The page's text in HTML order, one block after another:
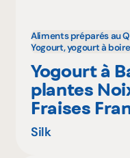
Aliments préparés au
Yogourt, yogourt à
Yogourt à
plantes
Fraises
Silk